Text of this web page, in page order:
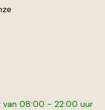
van 08:00 - 22:00 uur